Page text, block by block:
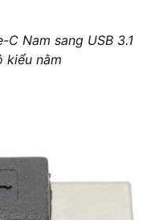
C Nam sang USB 3.1
kiểu nằm